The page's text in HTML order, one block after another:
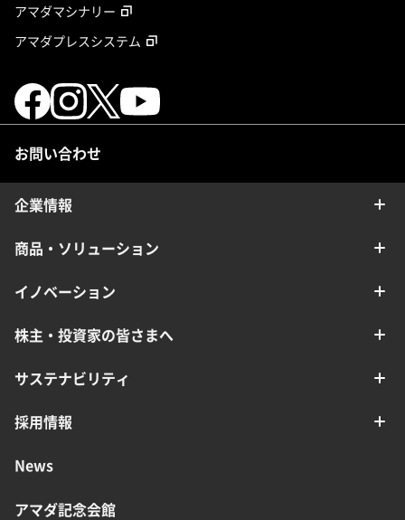
アマダマシナリー
アマダプレスシステム
お問い合わせ
企業情報
商品・ソリューション
イノベーション
株主・投資家の皆さまへ
サステナビリティ
採用情報
News
アマダ記念会館